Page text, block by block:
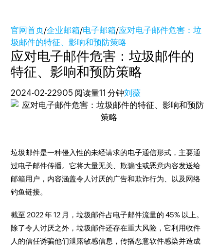
官网首页/企业邮箱/电子邮箱/应对电子邮件危害：垃
圾邮件的特征、影响和预防策略
应对电子邮件危害：垃圾邮件的
特征、影响和预防策略
2024-02-22905 阅读量11 分钟刘薇
垃圾邮件是一种侵入性的未经请求的电子通信形式，主要通
过电子邮件传播。它将大量无关、欺骗性或恶意内容发送给
邮箱用户，内容涵盖令人讨厌的广告和欺诈行为、以及网络
钓鱼链接。
截至 2022 年 12 月，垃圾邮件占电子邮件流量的 45% 以上。
除了令人讨厌之外，垃圾邮件还存在重大风险，它利用收件
人的信任诱骗他们泄露敏感信息，传播恶意软件感染并造成